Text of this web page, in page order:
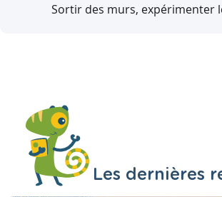
Sortir des murs, expérimenter
Les dernières